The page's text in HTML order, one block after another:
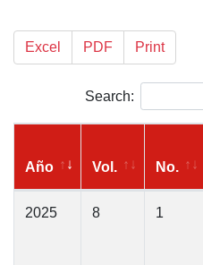
Excel PDF Print
Search:
Año Vol. No.
2025 8 1